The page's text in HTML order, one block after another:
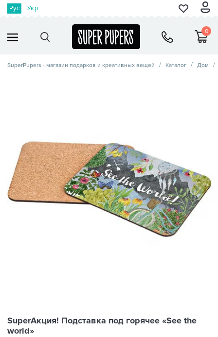
Рус Укр
0
SuperPupers - магазин подарков и креативных вещей Каталог Дом
SuperАкция! Подставка под горячее «See the
world»